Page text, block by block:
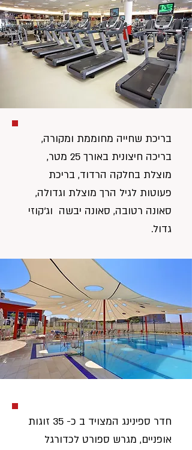
בריכת שחייה מחוממת ומקורה,
בריכה חיצונית באורך 25 מטר,
מוצלת בחלקה הרדוד, בריכת
פעוטות לגיל הרך מוצלת וגדולה,
סאונה רטובה, סאונה יבשה וג'קוזי
גדול.
חדר ספינינג המצויד ב כ- 35 זוגות
אופניים, מגרש ספורט לכדורגל